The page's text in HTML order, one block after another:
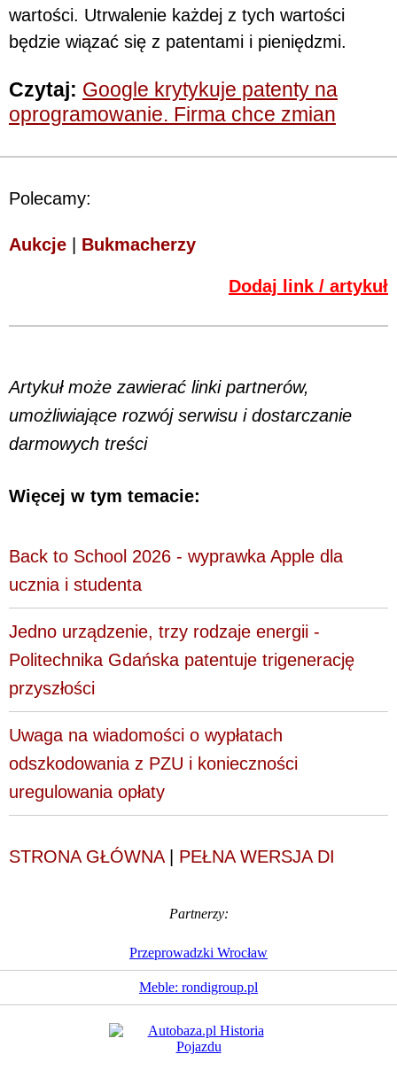
wartości. Utrwalenie każdej z tych wartości
będzie wiązać się z patentami i pieniędzmi.
Czytaj: Google krytykuje patenty na
oprogramowanie. Firma chce zmian
Polecamy:
Aukcje Bukmacherzy
Dodaj link / artykuł
Artykuł może zawierać linki partnerów,
umożliwiające rozwój serwisu i dostarczanie
darmowych treści
Więcej w tym temacie:
Back to School 2026 - wyprawka Apple dla
ucznia i studenta
Jedno urządzenie, trzy rodzaje energii -
Politechnika Gdańska patentuje trigenerację
przyszłości
Uwaga na wiadomości o wypłatach
odszkodowania z PZU i konieczności
uregulowania opłaty
STRONA GŁÓWNA| PEŁNA WERSJA DI
Partnerzy:
Przeprowadzki Wrocław
Meble: rondigroup.pl